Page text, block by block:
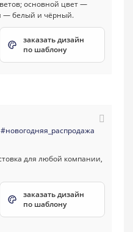
заказать дизайн
по шаблону
#новогодняя_распродажа
заказать дизайн
по шаблону